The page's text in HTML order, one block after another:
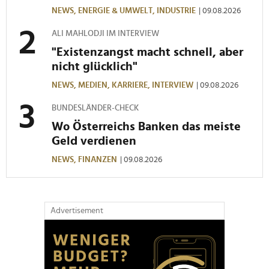
NEWS, ENERGIE & UMWELT, INDUSTRIE | 09.08.2026
ALI MAHLODJI IM INTERVIEW
"Existenzangst macht schnell, aber
nicht glücklich"
NEWS, MEDIEN, KARRIERE, INTERVIEW | 09.08.2026
BUNDESLÄNDER-CHECK
Wo Österreichs Banken das meiste
Geld verdienen
NEWS, FINANZEN | 09.08.2026
Advertisement